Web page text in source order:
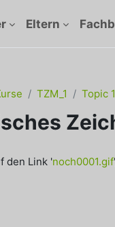
Eltern
TZM_1 Topic 1
den Link 'noch0001.gif